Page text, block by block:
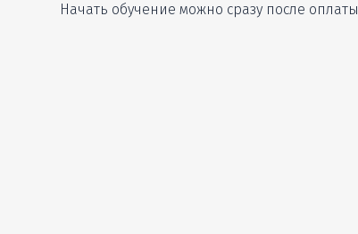
Начать обучение можно сразу после оплаты